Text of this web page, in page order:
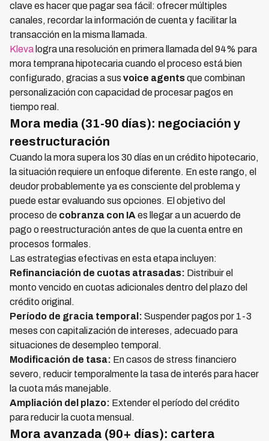
clave es hacer que pagar sea fácil: ofrecer múltiples
canales, recordar la información de cuenta y facilitar la
transacción en la misma llamada.
Kleva logra una resolución en primera llamada del 94% para
mora temprana hipotecaria cuando el proceso está bien
configurado, gracias a sus voice agentsque combinan
personalización con capacidad de procesar pagos en
tiempo real.
Mora media (31-90 días): negociación y
reestructuración
Cuando la mora supera los 30 días en un crédito hipotecario,
la situación requiere un enfoque diferente. En este rango, el
deudor probablemente ya es consciente del problema y
puede estar evaluando sus opciones. El objetivo del
proceso de cobranza con IA es llegar a un acuerdo de
pago o reestructuración antes de que la cuenta entre en
procesos formales.
Las estrategias efectivas en esta etapa incluyen:
Refinanciación de cuotas atrasadas: Distribuir el
monto vencido en cuotas adicionales dentro del plazo del
crédito original.
Período de gracia temporal: Suspender pagos por 1-3
meses con capitalización de intereses, adecuado para
situaciones de desempleo temporal.
Modificación de tasa: En casos de stress financiero
severo, reducir temporalmente la tasa de interés para hacer
la cuota más manejable.
Ampliación del plazo: Extender el período del crédito
para reducir la cuota mensual.
Mora avanzada (90+ días): cartera